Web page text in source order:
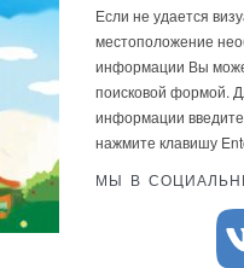
Если не удается
местоположение
информации Вы
поисковой формой.
информации
нажмите клавишу
МЫ В